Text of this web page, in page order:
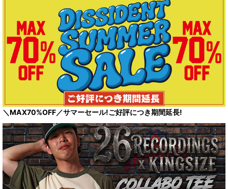
＼MAX70%OFF／サマーセール!ご好評につき期間延長!